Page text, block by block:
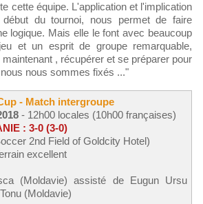
cette équipe. L'application et l'implication
du tournoi, nous permet de faire
logique. Mais elle le font avec beaucoup
et un esprit de groupe remarquable,
, récupérer et se préparer pour
nous sommes fixés ..."
- Match intergroupe
- 12h00 locales (10h00 françaises)
: 3-0 (3-0)
2nd Field of Goldcity Hotel)
excellent
(Moldavie) assisté de Eugun Ursu
(Moldavie)